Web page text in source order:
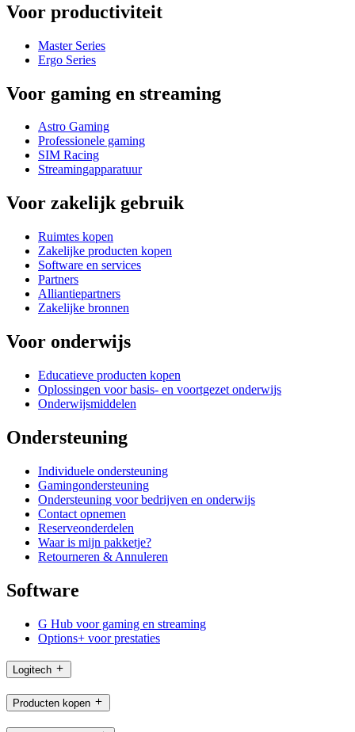
Voor productiviteit
Master Series
Ergo Series
Voor gaming en streaming
Astro Gaming
Professionele gaming
SIM Racing
Streamingapparatuur
Voor zakelijk gebruik
Ruimtes kopen
Zakelijke producten kopen
Software en services
Partners
Alliantiepartners
Zakelijke bronnen
Voor onderwijs
Educatieve producten kopen
Oplossingen voor basis- en voortgezet onderwijs
Onderwijsmiddelen
Ondersteuning
Individuele ondersteuning
Gamingondersteuning
Ondersteuning voor bedrijven en onderwijs
Contact opnemen
Reserveonderdelen
Waar is mijn pakketje?
Retourneren & Annuleren
Software
G Hub voor gaming en streaming
Options+ voor prestaties
Logitech
Producten kopen